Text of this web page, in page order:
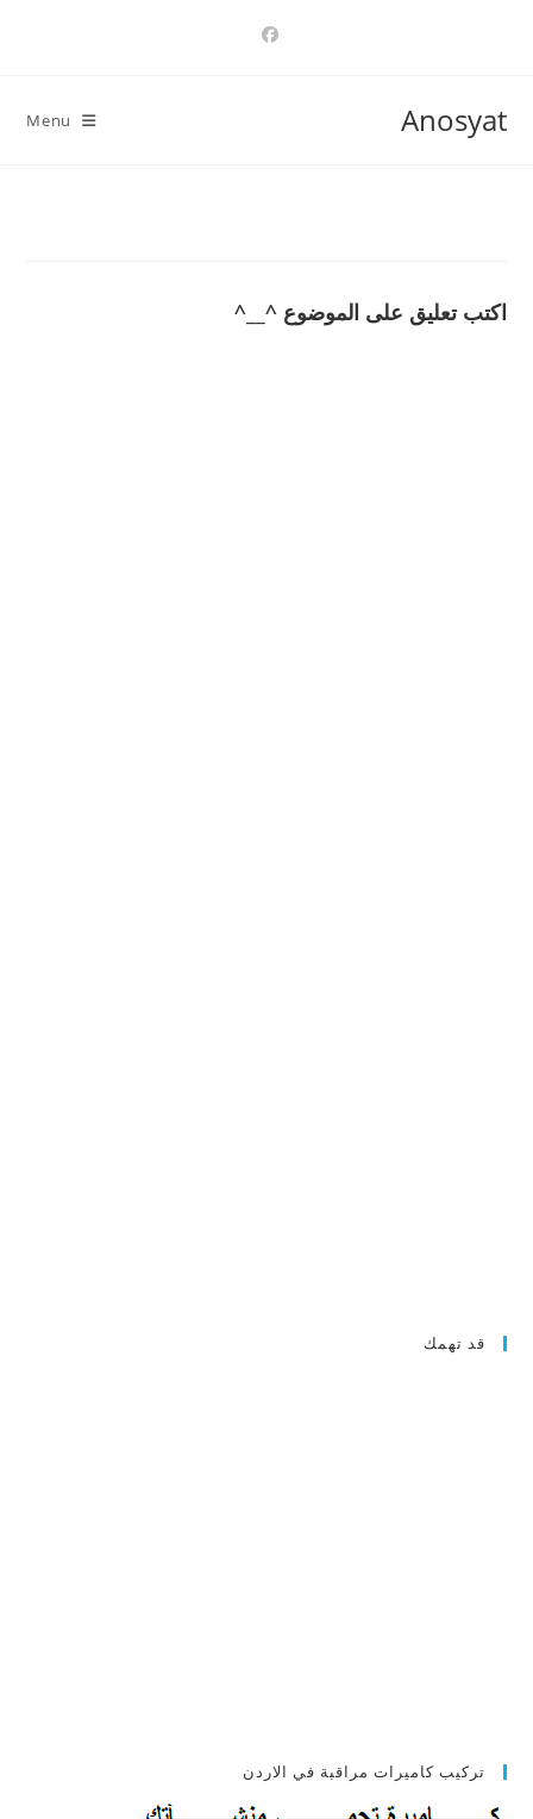
Anosyat
Menu
اكتب تعليق على الموضوع ^__^
قد تهمك
تركيب كاميرات مراقبة في الاردن